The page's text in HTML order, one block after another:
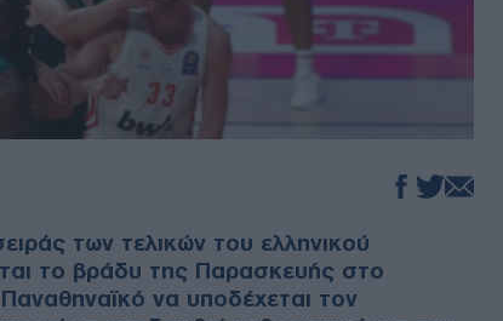
των τελικών του ελληνικού
το βράδυ της Παρασκευής στο
να υποδέχεται τον